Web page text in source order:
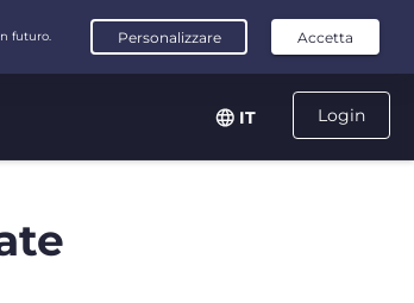
Login
IT